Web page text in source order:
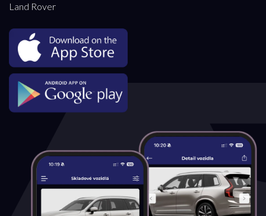
Land Rover